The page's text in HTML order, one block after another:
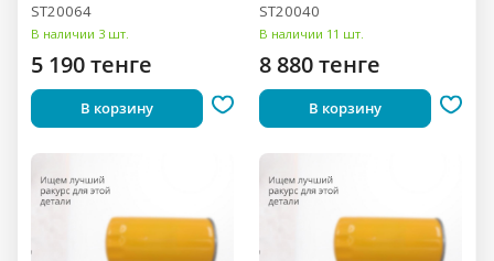
ST20064
В наличии 3 шт.
5 190 тенге
В корзину
ST20040
В наличии 11 шт.
8 880 тенге
В корзину